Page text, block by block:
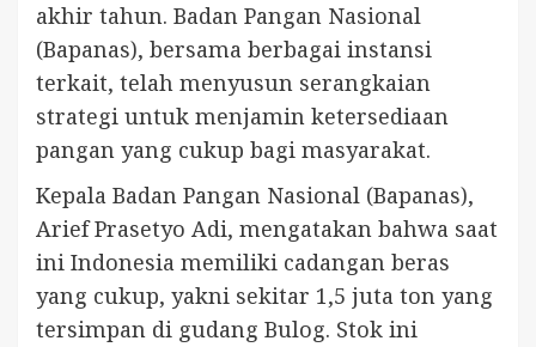
akhir tahun. Badan Pangan Nasional
(Bapanas), bersama berbagai instansi
terkait, telah menyusun serangkaian
strategi untuk menjamin ketersediaan
pangan yang cukup bagi masyarakat.
Kepala Badan Pangan Nasional (Bapanas),
Arief Prasetyo Adi, mengatakan bahwa saat
ini Indonesia memiliki cadangan beras
yang cukup, yakni sekitar 1,5 juta ton yang
tersimpan di gudang Bulog. Stok ini